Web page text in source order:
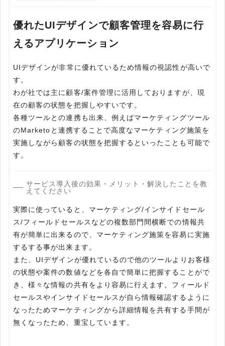
優れたUIデザインで顧客管理を容易に行
えるアプリケーション
UIデザインが非常に優れているため情報の視認性が高いで
す。
わが社では主に顧客/案件管理に活用しておりますが、現
在の顧客の状態を把握しやすいです。
各種ツールとの連携も出来、例えばマーケティングツール
のMarketoと連携することで高度なマーケティング施策を
実施しながら顧客の状態を把握するといったことも可能で
す。
サービス導入後の効果・メリット・解決したことを教
えてください
実際に使っていると、マーケティング/インサイドセール
ス/フィールドセールスなどの複数部門間横断での情報共
有が簡単に出来るので、マーケティング施策を容易に実施
するする事が出来ます。
また、UIデザインが優れているので他のツールよりお客様
の状態や案件の数値などを各自で簡単に把握することがで
き、様々な情報の共有をより容易に行えます。フィールド
セールスやインサイドセールスが自ら情報確認するように
なったためマーケティングから詳細情報を共有する手間が
無くなったため、重宝しています。